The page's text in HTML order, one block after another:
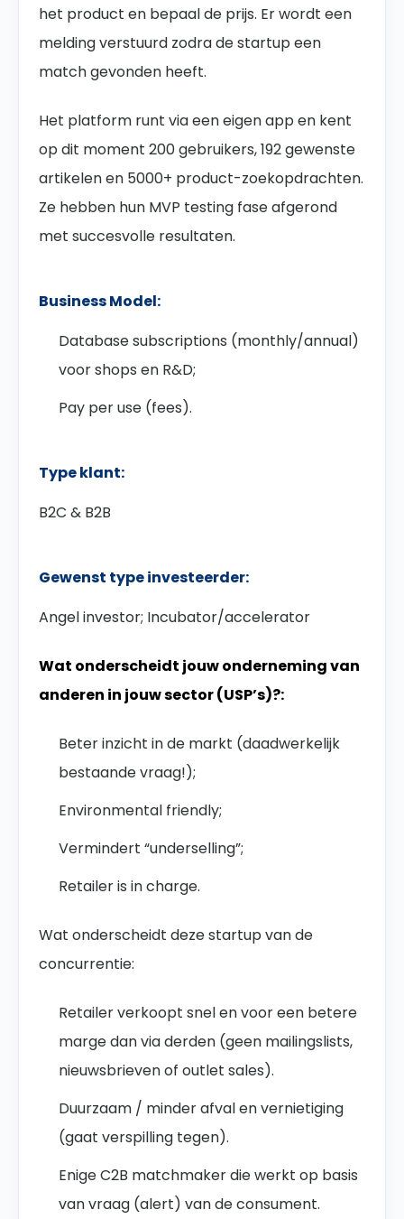
het product en bepaal de prijs. Er wordt een
melding verstuurd zodra de startup een
match gevonden heeft.
Het platform runt via een eigen app en kent
op dit moment 200 gebruikers, 192 gewenste
artikelen en 5000+ product-zoekopdrachten.
Ze hebben hun MVP testing fase afgerond
met succesvolle resultaten.
Business Model:
Database subscriptions (monthly/annual)
voor shops en R&D;
Pay per use (fees).
Type klant:
B2C & B2B
Gewenst type investeerder:
Angel investor; Incubator/accelerator
Wat onderscheidt jouw onderneming van
anderen in jouw sector (USP’s)?:
Beter inzicht in de markt (daadwerkelijk
bestaande vraag!);
Environmental friendly;
Vermindert “underselling”;
Retailer is in charge.
Wat onderscheidt deze startup van de
concurrentie:
Retailer verkoopt snel en voor een betere
marge dan via derden (geen mailingslists,
nieuwsbrieven of outlet sales).
Duurzaam / minder afval en vernietiging
(gaat verspilling tegen).
Enige C2B matchmaker die werkt op basis
van vraag (alert) van de consument.